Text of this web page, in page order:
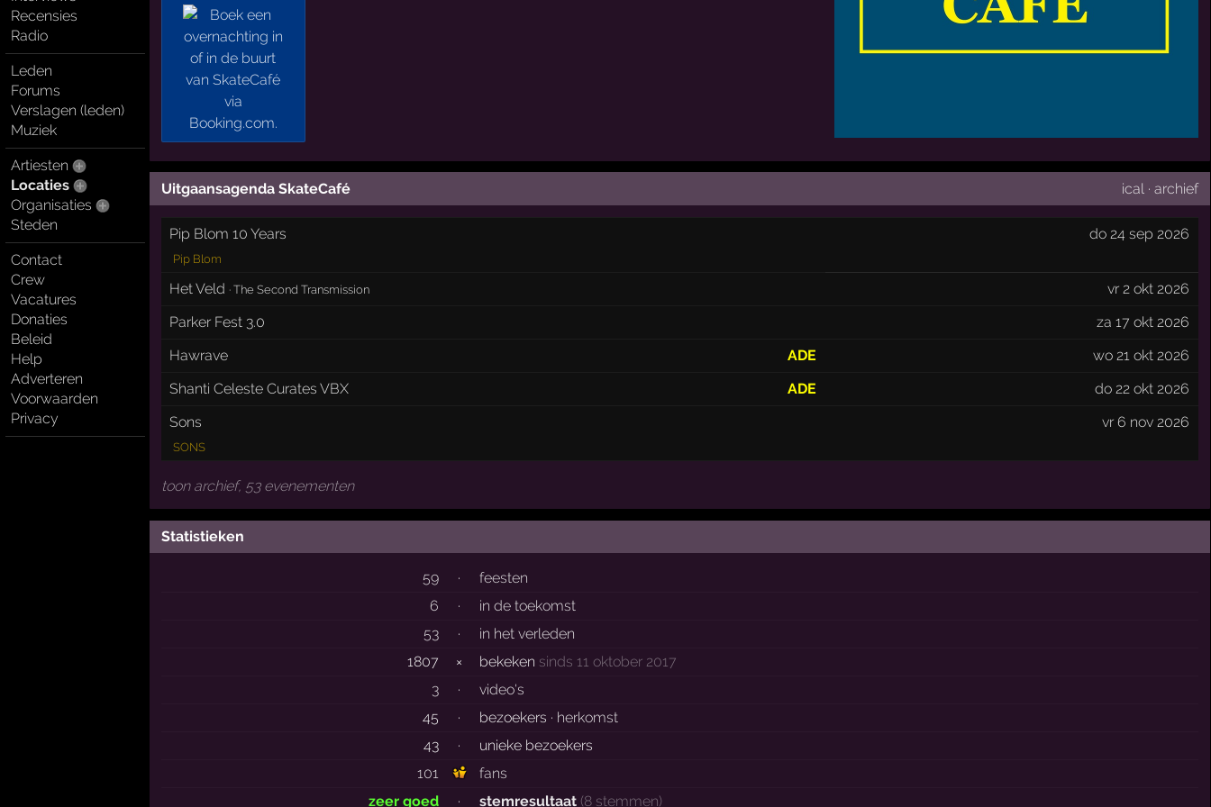
Recensies
Radio
Leden
Forums
Verslagen (leden)
Muziek
Artiesten
Locaties
Organisaties
Steden
Contact
Crew
Vacatures
Donaties
Beleid
Help
Adverteren
Voorwaarden
Privacy
Uitgaansagenda SkateCafé ical ·archief
Pip Blom 10 Years do 24 sep 2026
Pip Blom
Het Veld ·The Second Transmission
vr 2 okt 2026
Parker Fest 3.0
za 17 okt 2026
Hawrave
ADE
wo 21 okt 2026
Shanti Celeste Curates VBX
ADE
do 22 okt 2026
Sons
vr 6 nov 2026
SONS
toon archief, 53 evenementen
Statistieken
59 ·
feesten
6
·
in de toekomst
53
·
in het verleden
1807
× bekeken sinds 11 oktober 2017
3
·
video's
45
· bezoekers · herkomst
43
·
unieke bezoekers
101
fans
zeer goed
· stemresultaat (8 stemmen)